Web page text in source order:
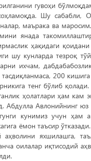
гувоҳи
Шу сабабли,
маърака ва
янада
ҳақидаги қоидани
шу кунларда тезроқ
ихчам,
200
тенг бўлиб
ҳолатлари ҳам кам
Абдулла Авлонийнинг
кунимиз учун ҳам
ёмон таъсир
аҳволини яхшилашга,
оилалар иқтисодий